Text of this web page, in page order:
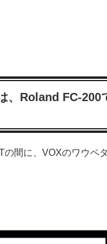
、Roland FC-200
の間に、VOXのワウペ